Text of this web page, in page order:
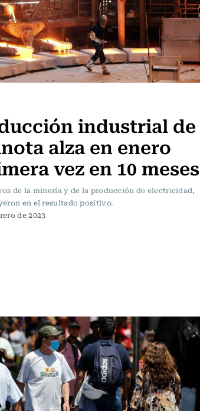
industrial de
alza en enero
vez en 10 meses
de la minería y de la producción de electricidad,
en el resultado positivo.
de 2023